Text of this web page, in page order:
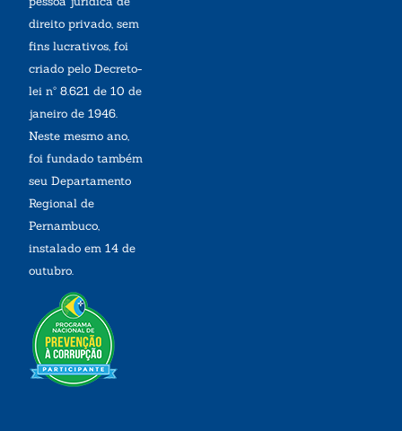
direito privado, sem
fins lucrativos, foi
criado pelo Decreto-
lei nº 8.621 de 10 de
janeiro de 1946.
Neste mesmo ano,
foi fundado também
seu Departamento
Regional de
Pernambuco,
instalado em 14 de
outubro.